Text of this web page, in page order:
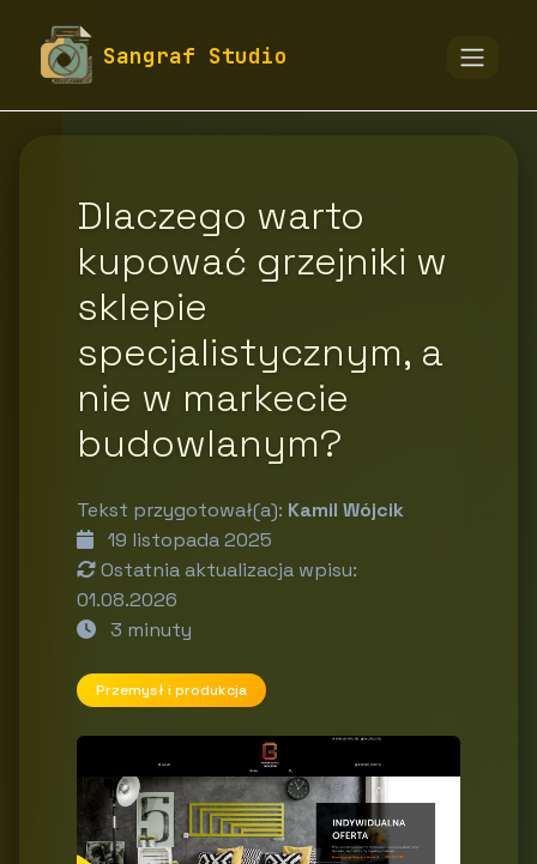
Sangraf Studio
fototapety-sangraf.pl
Dlaczego warto
kupować grzejniki w
sklepie
specjalistycznym, a
nie w markecie
budowlanym?
Tekst przygotował(a): Kamil Wójcik
19 listopada 2025
Ostatnia aktualizacja wpisu:
01.08.2026
3 minuty
Przemysł i produkcja